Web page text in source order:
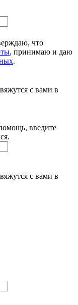
что
, принимаю и даю
.
с вами в
введите
с вами в